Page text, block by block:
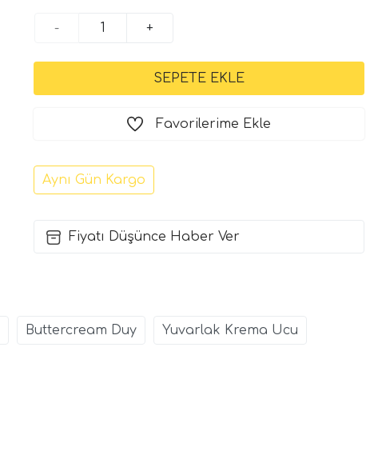
- +
Favorilerime Ekle
Aynı Gün Kargo
Fiyatı Düşünce Haber Ver
Buttercream Duy Yuvarlak Krema Ucu